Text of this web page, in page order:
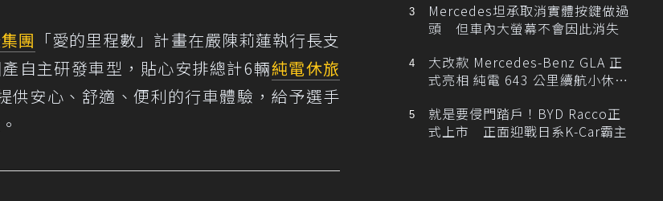
團 「愛的里程數」計畫在嚴陳莉蓮執行長支
自主研發車型，貼心安排總計6輛純電休旅
供安心、舒適、便利的行車體驗，給予選手
Mercedes坦承取消實體按鍵做過
頭 但車內大螢幕不會因此消失
大改款 Mercedes-Benz GLA 正
式亮相 純電 643 公里續航小休
就是要侵門踏戶！BYD Racco正
式上市 正面迎戰日系K-Car霸主